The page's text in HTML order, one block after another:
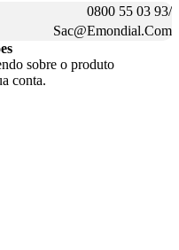
0800 55 03 93/
Sac@Emondial.Com
sobre o produto
conta.